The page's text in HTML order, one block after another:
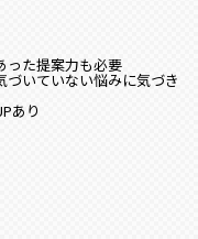
った提案力も必要
いていない悩みに気づき
あり